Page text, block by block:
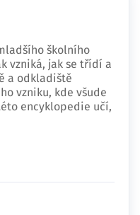
školního
vzniká, jak se třídí a
a odkladiště
vzniku, kde všude
encyklopedie učí,